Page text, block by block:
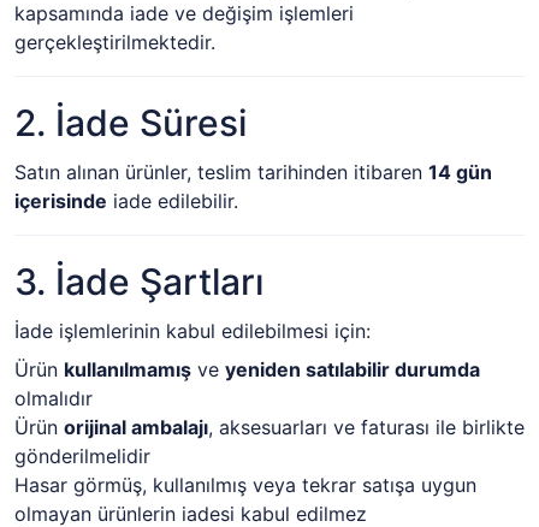
kapsamında iade ve değişim işlemleri
gerçekleştirilmektedir.
2. İade Süresi
Satın alınan ürünler, teslim tarihinden itibaren 14 gün
içerisinde iade edilebilir.
3. İade Şartları
İade işlemlerinin kabul edilebilmesi için:
Ürün kullanılmamış ve yeniden satılabilir durumda
olmalıdır
Ürün orijinal ambalajı, aksesuarları ve faturası ile birlikte
gönderilmelidir
Hasar görmüş, kullanılmış veya tekrar satışa uygun
olmayan ürünlerin iadesi kabul edilmez